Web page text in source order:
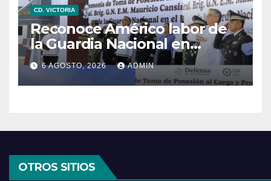
CD. VICTORIA
Reconoce Américo labor de
la Guardia Nacional en
Tamaulipas; atestigua
llegada del nuevo
coordinador estatal
6 AGOSTO, 2026 ADMIN
OTROS SITIOS